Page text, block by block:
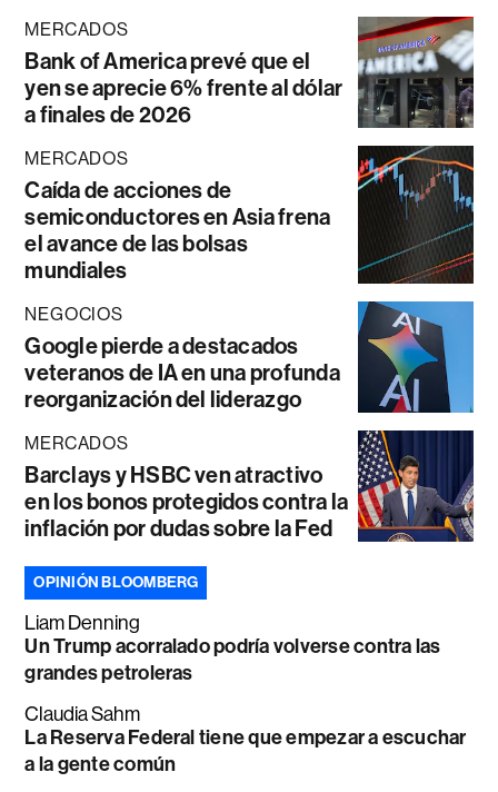
MERCADOS
Bank of America prevé que el
yen se aprecie 6% frente al dólar
a finales de 2026
MERCADOS
Caída de acciones de
semiconductores en Asia frena
el avance de las bolsas
mundiales
NEGOCIOS
Google pierde a destacados
veteranos de IA en una profunda
reorganización del liderazgo
MERCADOS
Barclays y HSBC ven atractivo
en los bonos protegidos contra la
inflación por dudas sobre la Fed
OPINIÓN BLOOMBERG
Liam Denning
Un Trump acorralado podría volverse contra las
grandes petroleras
Claudia Sahm
La Reserva Federal tiene que empezar a escuchar
a la gente común